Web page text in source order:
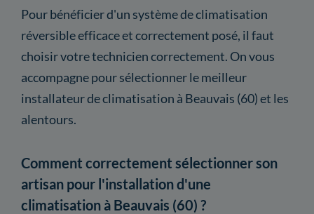
Pour bénéficier d'un système de climatisation
réversible efficace et correctement posé, il faut
choisir votre technicien correctement. On vous
accompagne pour sélectionner le meilleur
installateur de climatisation à Beauvais (60) et les
alentours.
Comment correctement sélectionner son
artisan pour l'installation d'une
climatisation à Beauvais (60) ?